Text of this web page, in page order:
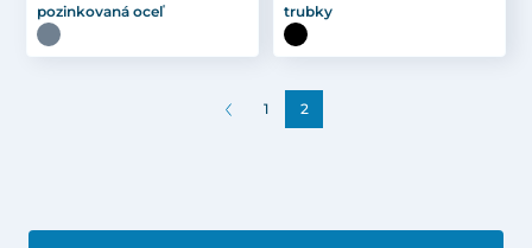
pozinkovaná oceľ
trubky
1 2